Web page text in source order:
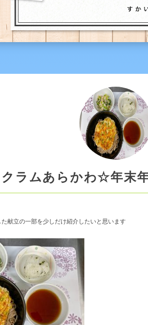
ラムあらかわ☆年末
献立の一部を少しだけ紹介したいと思います